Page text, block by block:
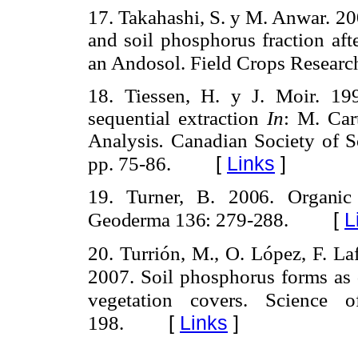
17. Takahashi, S. y M. Anwar.
and soil phosphorus fraction
an Andosol. Field Crops
18. Tiessen, H. y J. Moir.
sequential extraction In: M.
Analysis. Canadian Society of
pp. 75-86. [ Links ]
19. Turner, B. 2006.
Geoderma 136: 279-288. [
20. Turrión, M., O. López, F.
2007. Soil phosphorus forms
vegetation covers.
198. [ Links ]